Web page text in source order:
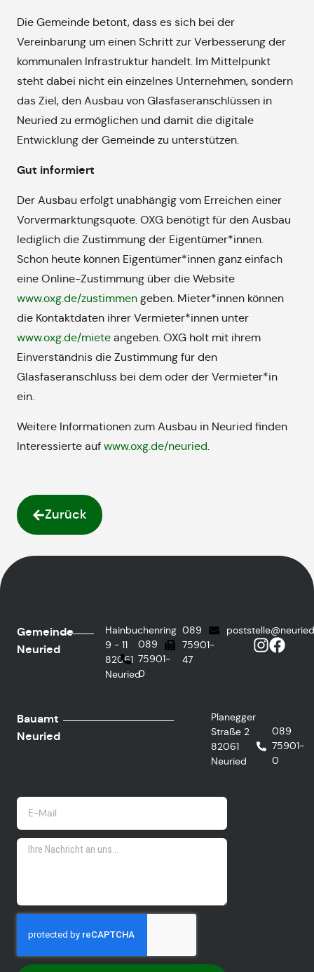
Die Gemeinde betont, dass es sich bei der
Vereinbarung um einen Schritt zur Verbesserung der
kommunalen Infrastruktur handelt. Im Mittelpunkt
steht dabei nicht ein einzelnes Unternehmen, sondern
das Ziel, den Ausbau von Glasfaseranschlüssen in
Neuried zu ermöglichen und damit die digitale
Entwicklung der Gemeinde zu unterstützen.
Gut informiert
Der Ausbau erfolgt unabhängig vom Erreichen einer
Vorvermarktungsquote. OXG benötigt für den Ausbau
lediglich die Zustimmung der Eigentümer*innen.
Schon heute können Eigentümer*innen ganz einfach
eine Online-Zustimmung über die Website
www.oxg.de/zustimmen geben. Mieter*innen können
die Kontaktdaten ihrer Vermieter*innen unter
www.oxg.de/miete angeben. OXG holt mit ihrem
Einverständnis die Zustimmung für den
Glasfaseranschluss bei dem oder der Vermieter*in
ein.
Weitere Informationen zum Ausbau in Neuried finden
Interessierte auf www.oxg.de/neuried.
Zurück
Gemeinde
Neuried
Hainbuchenring
9 - 11
82061
Neuried
089
75901-
0
089
75901-
47
Bauamt
Neuried
Planegger
Straße 2
82061
Neuried
089
75901-
0